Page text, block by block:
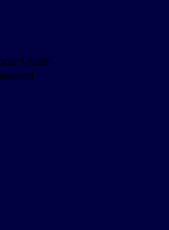
Utente